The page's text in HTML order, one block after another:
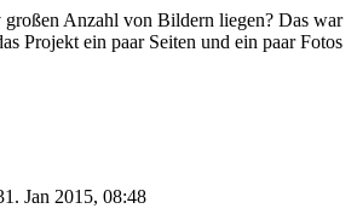
großen Anzahl von Bildern liegen? Das war
Projekt ein paar Seiten und ein paar Fotos
Jan 2015, 08:48